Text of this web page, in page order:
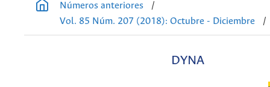
Números anteriores
/
Vol. 85 Núm. 207 (2018): Octubre - Diciembre
/
DYNA